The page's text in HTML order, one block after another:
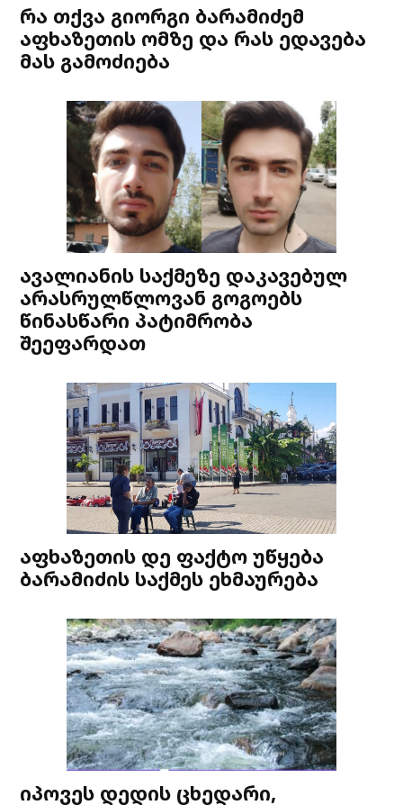
რა თქვა გიორგი ბარამიძემ
აფხაზეთის ომზე და რას ედავება
მას გამოძიება
ავალიანის საქმეზე დაკავებულ
არასრულწლოვან გოგოებს
წინასწარი პატიმრობა
შეეფარდათ
აფხაზეთის დე ფაქტო უწყება
ბარამიძის საქმეს ეხმაურება
იპოვეს დედის ცხედარი,